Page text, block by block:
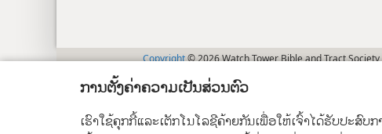
ການຕັ້ງຄ່າຄວາມເປັນສ່ວນຕົວ
ເຮົາໃຊ້ຄຸກກີ້ແລະເຕັກໂນໂລຊີຄ້າຍກັນເພື່ອໃຫ້ເຈົ້າໄດ້ຮັບປະສົບ
Copyright© 2026 Watch Tower Bible and Tract